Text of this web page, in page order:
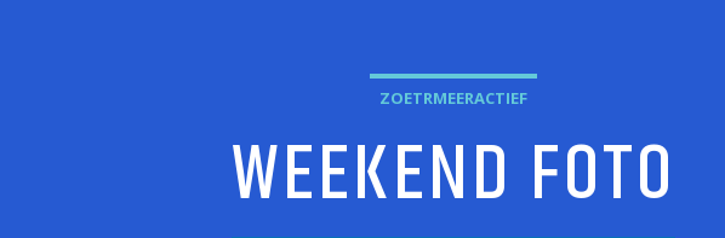
ZOETRMEERACTIEF
WEEKEND FOTO